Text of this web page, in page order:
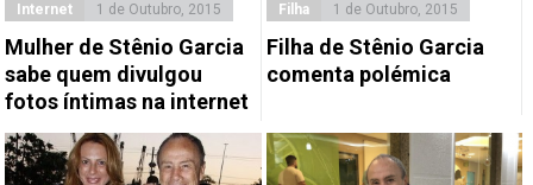
Internet 1 de Outubro, 2015
Mulher de Stênio Garcia
sabe quem divulgou
fotos íntimas na internet
Filha 1 de Outubro, 2015
Filha de Stênio Garcia
comenta polémica